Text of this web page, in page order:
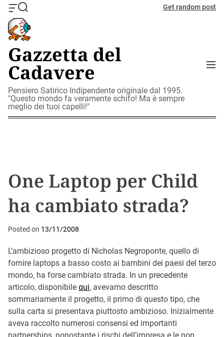
O
f
f
c
a
n
v
a
s
W
i
d
S
e
a
r
c
h
Get random post
Gazzetta del
Cadavere
Pensiero Satirico Indipendente originale dal 1995.
"Questo mondo fa veramente schifo! Ma è sempre
meglio dei tuoi capelli!"
M
One Laptop per Child
ha cambiato strada?
Posted on 13/11/2008
L’ambizioso progetto di Nicholas Negroponte, quello di
fornire laptops a basso costo ai bambini dei paesi del terzo
mondo, ha forse cambiato strada. In un precedente
articolo, disponibile qui, avevamo descritto
sommariamente il progetto, il primo di questo tipo, che
sulla carta si presentava piuttosto ambizioso. Inizialmente
aveva raccolto numerosi consensi ed importanti